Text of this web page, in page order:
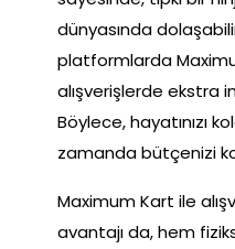
dünyasında
platformlarda
alışverişlerde ekstra
Böylece, hayatınızı
zamanda bütçenizi
Maximum Kart ile
avantajı da, hem